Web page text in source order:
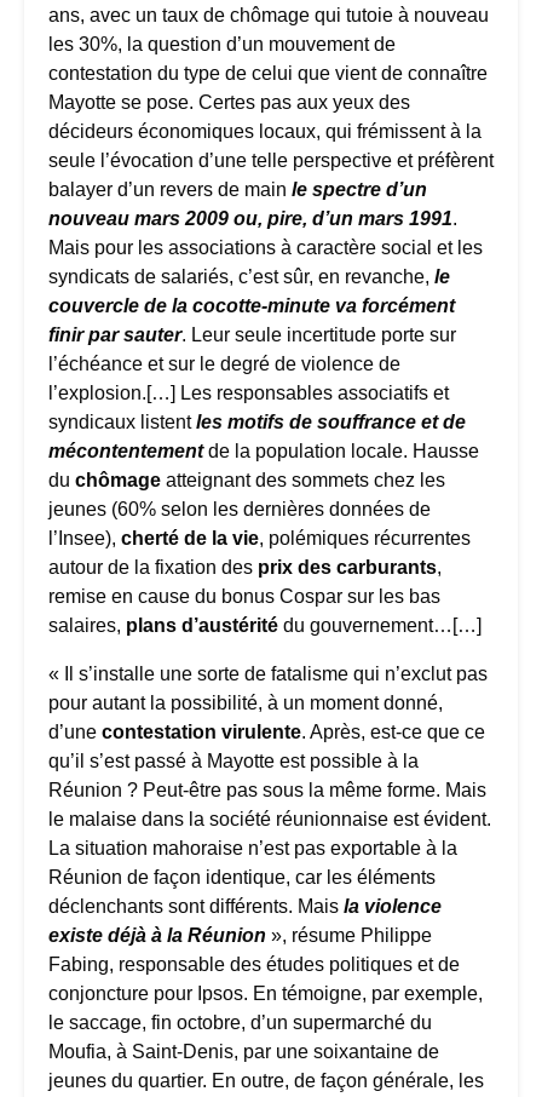
ans, avec un taux de chômage qui tutoie à nouveau
les 30%, la question d’un mouvement de
contestation du type de celui que vient de connaître
Mayotte se pose. Certes pas aux yeux des
décideurs économiques locaux, qui frémissent à la
seule l’évocation d’une telle perspective et préfèrent
balayer d’un revers de main le spectre d’un
nouveau mars 2009 ou, pire, d’un mars 1991.
Mais pour les associations à caractère social et les
syndicats de salariés, c’est sûr, en revanche, le
couvercle de la cocotte-minute va forcément
finir par sauter. Leur seule incertitude porte sur
l’échéance et sur le degré de violence de
l’explosion.[…] Les responsables associatifs et
syndicaux listentles motifs de souffrance et de
mécontentementde la population locale. Hausse
du chômage atteignant des sommets chez les
jeunes (60% selon les dernières données de
l’Insee), cherté de la vie, polémiques récurrentes
autour de la fixation des prix des carburants,
remise en cause du bonus Cospar sur les bas
salaires, plans d’austérité du gouvernement…[…]
« Il s’installe une sorte de fatalisme qui n’exclut pas
pour autant la possibilité, à un moment donné,
d’une contestation virulente. Après, est-ce que ce
qu’il s’est passé à Mayotte est possible à la
Réunion ? Peut-être pas sous la même forme. Mais
le malaise dans la société réunionnaise est évident.
La situation mahoraise n’est pas exportable à la
Réunion de façon identique, car les éléments
déclenchants sont différents. Mais la violence
existe déjà à la Réunion », résume Philippe
Fabing, responsable des études politiques et de
conjoncture pour Ipsos. En témoigne, par exemple,
le saccage, fin octobre, d’un supermarché du
Moufia, à Saint-Denis, par une soixantaine de
jeunes du quartier. En outre, de façon générale, les